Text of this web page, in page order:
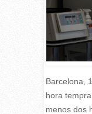
Barcelona,
hora
menos dos